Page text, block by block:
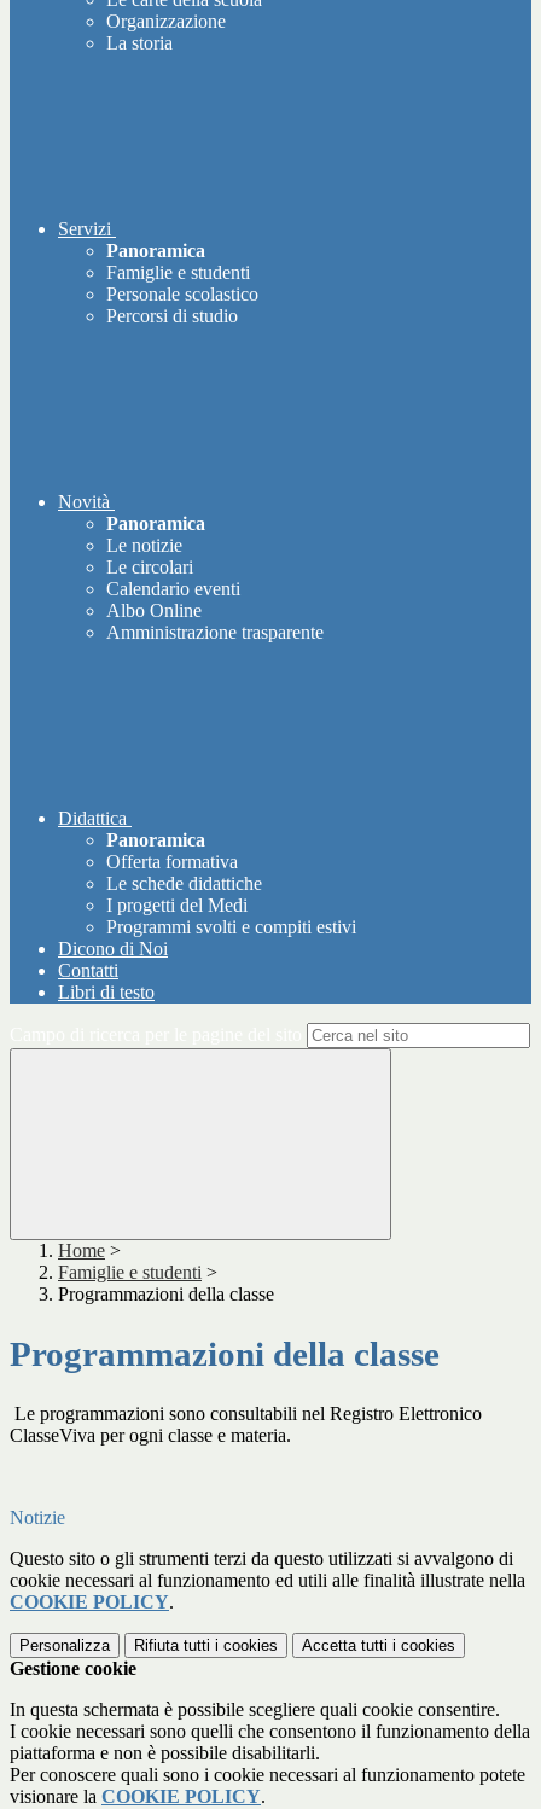
Organizzazione
La storia
Servizi
Panoramica
Famiglie e studenti
Personale scolastico
Percorsi di studio
Novità
Panoramica
Le notizie
Le circolari
Calendario eventi
Albo Online
Amministrazione trasparente
Didattica
Panoramica
Offerta formativa
Le schede didattiche
I progetti del Medi
Programmi svolti e compiti estivi
Dicono di Noi
Contatti
Libri di testo
Home >
Famiglie e studenti >
Programmazioni della classe
Programmazioni della classe
Le programmazioni sono consultabili nel Registro Elettronico
ClasseViva per ogni classe e materia.
Notizie
Questo sito o gli strumenti terzi da questo utilizzati si avvalgono di
cookie necessari al funzionamento ed utili alle finalità illustrate nella
COOKIE POLICY.
Personalizza Rifiuta tutti i cookies Accetta tutti i cookies
Gestione cookie
In questa schermata è possibile scegliere quali cookie consentire.
I cookie necessari sono quelli che consentono il funzionamento della
piattaforma e non è possibile disabilitarli.
Per conoscere quali sono i cookie necessari al funzionamento potete
visionare la COOKIE POLICY.